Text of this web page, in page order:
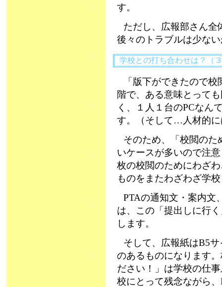
す。
ただし、広報部さん全
後々のトラブルは少な
学校との打ち合わせは？（
「版下ができたので
階で、ある意味とって
く、１人１台のPCなん
す。（そして…人材的
そのため、「校閲のた
いケースが多いので注
枚の校閲のためにわざ
ものをまたわざわざ学
PTAの通知文・案内文
は、この「提出しに行
します。
そして、広報紙はB5
のあるものになります
ださい！」は学校の仕
校にとって残念ながら